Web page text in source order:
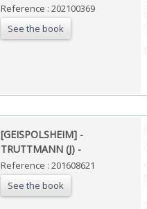
Reference : 202100369
See the book
‎[GEISPOLSHEIM] -
TRUTTMANN (J) - ‎
Reference : 201608621
See the book